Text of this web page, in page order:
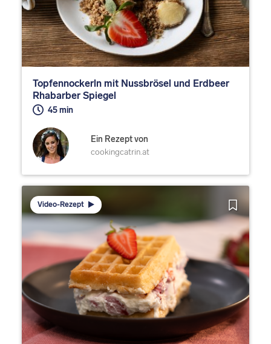
Topfennockerln mit Nussbrösel und Erdbeer
Rhabarber Spiegel
45 min
Ein Rezept von
cookingcatrin.at
Video-Rezept